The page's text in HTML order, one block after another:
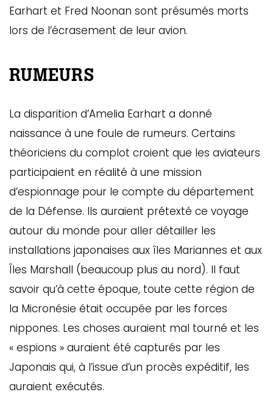
Earhart et Fred Noonan sont présumés morts
lors de l’écrasement de leur avion.
RUMEURS
La disparition d’Amelia Earhart a donné
naissance à une foule de rumeurs. Certains
théoriciens du complot croient que les aviateurs
participaient en réalité à une mission
d’espionnage pour le compte du département
de la Défense. Ils auraient prétexté ce voyage
autour du monde pour aller détailler les
installations japonaises aux îles Mariannes et aux
Îles Marshall (beaucoup plus au nord). Il faut
savoir qu’à cette époque, toute cette région de
la Micronésie était occupée par les forces
nippones. Les choses auraient mal tourné et les
« espions » auraient été capturés par les
Japonais qui, à l’issue d’un procès expéditif, les
auraient exécutés.